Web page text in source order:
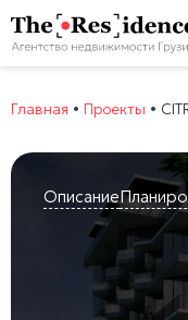
Главная • Проекты •
Описание